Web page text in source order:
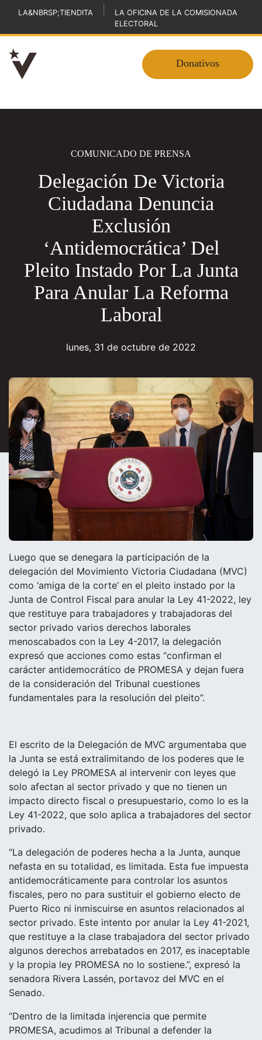
LA&NBRSP;TIENDITA
LA OFICINA DE LA COMISIONADA
ELECTORAL
Donativos
COMUNICADO DE PRENSA
Delegación De Victoria
Ciudadana Denuncia
Exclusión
‘Antidemocrática’ Del
Pleito Instado Por La Junta
Para Anular La Reforma
Laboral
lunes, 31 de octubre de 2022
Luego que se denegara la participación de la
delegación del Movimiento Victoria Ciudadana (MVC)
como ‘amiga de la corte’ en el pleito instado por la
Junta de Control Fiscal para anular la Ley 41-2022, ley
que restituye para trabajadores y trabajadoras del
sector privado varios derechos laborales
menoscabados con la Ley 4-2017, la delegación
expresó que acciones como estas “confirman el
carácter antidemocrático de PROMESA y dejan fuera
de la consideración del Tribunal cuestiones
fundamentales para la resolución del pleito”.
El escrito de la Delegación de MVC argumentaba que
la Junta se está extralimitando de los poderes que le
delegó la Ley PROMESA al intervenir con leyes que
solo afectan al sector privado y que no tienen un
impacto directo fiscal o presupuestario, como lo es la
Ley 41-2022, que solo aplica a trabajadores del sector
privado.
“La delegación de poderes hecha a la Junta, aunque
nefasta en su totalidad, es limitada. Esta fue impuesta
antidemocráticamente para controlar los asuntos
fiscales, pero no para sustituir el gobierno electo de
Puerto Rico ni inmiscuirse en asuntos relacionados al
sector privado. Este intento por anular la Ley 41-2021,
que restituye a la clase trabajadora del sector privado
algunos derechos arrebatados en 2017, es inaceptable
y la propia ley PROMESA no lo sostiene.”, expresó la
senadora Rivera Lassén, portavoz del MVC en el
Senado.
“Dentro de la limitada injerencia que permite
PROMESA, acudimos al Tribunal a defender la